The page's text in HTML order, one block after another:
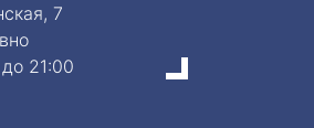
7
21:00